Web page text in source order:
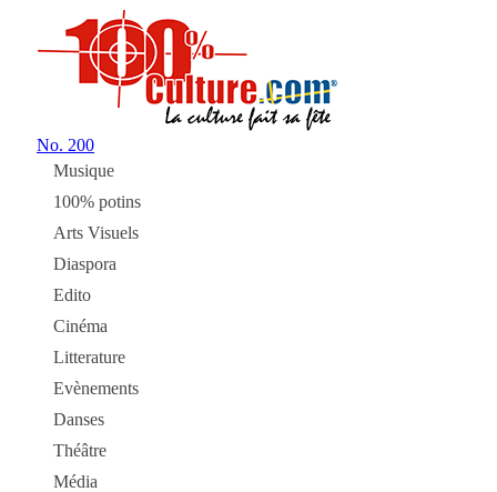
No. 200
Musique
100% potins
Arts Visuels
Diaspora
Edito
Cinéma
Litterature
Evènements
Danses
Théâtre
Média